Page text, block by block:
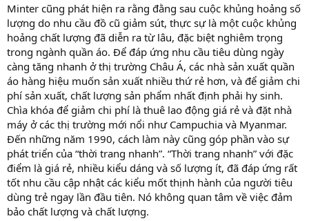
Minter cũng phát hiện ra rằng đằng sau cuộc khủng hoảng số
lượng do nhu cầu đồ cũ giảm sút, thực sự là một cuộc khủng
hoảng chất lượng đã diễn ra từ lâu, đặc biệt nghiêm trọng
trong ngành quần áo. Để đáp ứng nhu cầu tiêu dùng ngày
càng tăng nhanh ở thị trường Châu Á, các nhà sản xuất quần
áo hàng hiệu muốn sản xuất nhiều thứ rẻ hơn, và để giảm chi
phí sản xuất, chất lượng sản phẩm nhất định phải hy sinh.
Chìa khóa để giảm chi phí là thuê lao động giá rẻ và đặt nhà
máy ở các thị trường mới nổi như Campuchia và Myanmar.
Đến những năm 1990, cách làm này cũng góp phần vào sự
phát triển của “thời trang nhanh”. “Thời trang nhanh” với đặc
điểm là giá rẻ, nhiều kiểu dáng và số lượng ít, đã đáp ứng rất
tốt nhu cầu cập nhật các kiểu mốt thịnh hành của người tiêu
dùng trẻ ngay lần đầu tiên. Nó không quan tâm về việc đảm
bảo chất lượng và chất lượng.